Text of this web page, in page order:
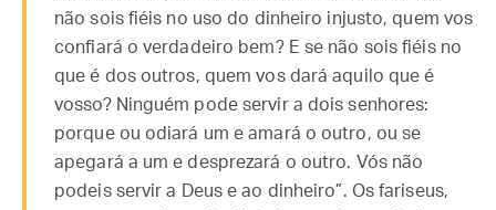
não sois fiéis no uso do dinheiro injusto, quem vos
confiará o verdadeiro bem? E se não sois fiéis no
que é dos outros, quem vos dará aquilo que é
vosso? Ninguém pode servir a dois senhores:
porque ou odiará um e amará o outro, ou se
apegará a um e desprezará o outro. Vós não
podeis servir a Deus e ao dinheiro”. Os fariseus,